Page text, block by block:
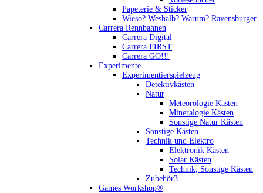
Papeterie & Sticker
Wieso? Weshalb? Warum? Ravensburger
Carrera Rennbahnen
Carrera Digital
Carrera FIRST
Carrera GO!!!
Experimente
Experimentierspielzeug
Detektivkästen
Natur
Meteorologie Kästen
Mineralogie Kästen
Sonstige Natur Kästen
Sonstige Kästen
Technik und Elektro
Elektronik Kästen
Solar Kästen
Technik, Sonstige Kästen
Zubehör3
Games Workshop®